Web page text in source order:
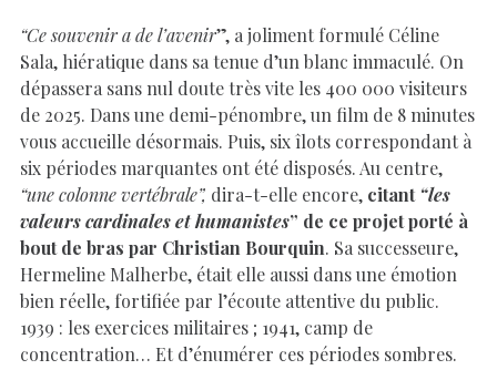
“Ce souvenir a de l’avenir”, a joliment formulé Céline
Sala, hiératique dans sa tenue d’un blanc immaculé. On
dépassera sans nul doute très vite les 400 000 visiteurs
de 2025. Dans une demi-pénombre, un film de 8 minutes
vous accueille désormais. Puis, six îlots correspondant à
six périodes marquantes ont été disposés. Au centre,
“une colonne vertébrale”, dira-t-elle encore, citant “les
valeurs cardinales et humanistes” de ce projet porté à
bout de bras par Christian Bourquin. Sa successeure,
Hermeline Malherbe, était elle aussi dans une émotion
bien réelle, fortifiée par l’écoute attentive du public.
1939 : les exercices militaires ; 1941, camp de
concentration… Et d’énumérer ces périodes sombres.